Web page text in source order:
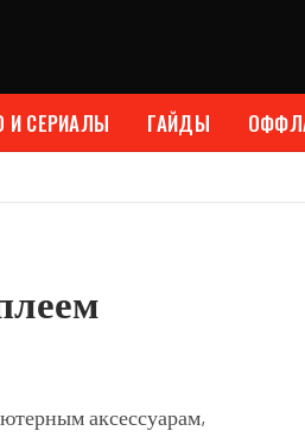
И СЕРИАЛЫ ГАЙДЫ
аксессуарам,